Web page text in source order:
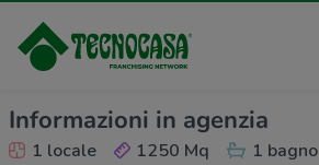
Informazioni in agenzia
1 locale 1250 Mq 1 bagno